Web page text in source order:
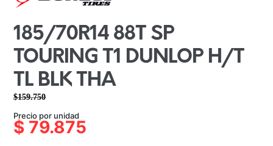
185/70R14 88T SP
TOURING T1 DUNLOP H/T
TL BLK THA
$159.750
precio
original
precio
actual
Precio por unidad
$ 79.875